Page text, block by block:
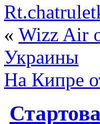
« Wizz Air
Украины
На Кипре